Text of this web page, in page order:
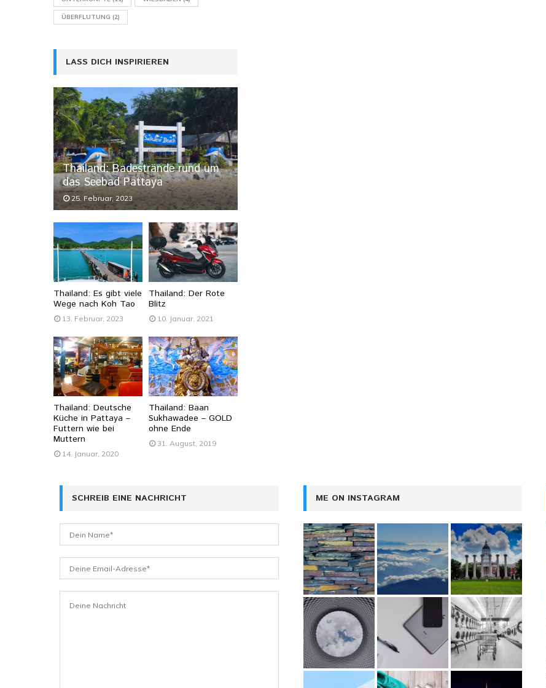
ÜBERFLUTUNG (2)
LASS DICH INSPIRIEREN
Thailand: Badestrände rund um
das Seebad Pattaya
25. Februar, 2023
Thailand: Es gibt viele
Wege nach Koh Tao
13. Februar, 2023
Thailand: Der Rote
Blitz
10. Januar, 2021
Thailand: Deutsche
Küche in Pattaya –
Futtern wie bei
Muttern
14. Januar, 2020
Thailand: Baan
Sukhawadee – GOLD
ohne Ende
31. August, 2019
SCHREIB EINE NACHRICHT ME ON INSTAGRAM